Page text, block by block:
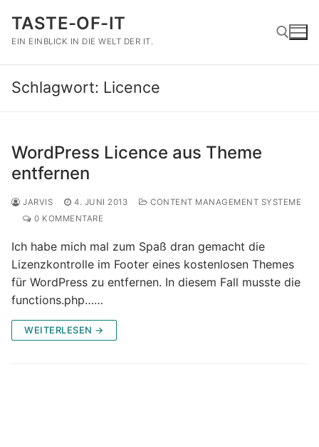
Inhalt
springen
TASTE-OF-IT
EIN EINBLICK IN DIE WELT DER IT.
Suchen nach:
Schlagwort: Licence
WordPress Licence aus Theme
entfernen
JARVIS 4. JUNI 2013
CONTENT MANAGEMENT SYSTEME
0 KOMMENTARE
Ich habe mich mal zum Spaß dran gemacht die
Lizenzkontrolle im Footer eines kostenlosen Themes
für WordPress zu entfernen. In diesem Fall musste die
functions.php……
WEITERLESEN →